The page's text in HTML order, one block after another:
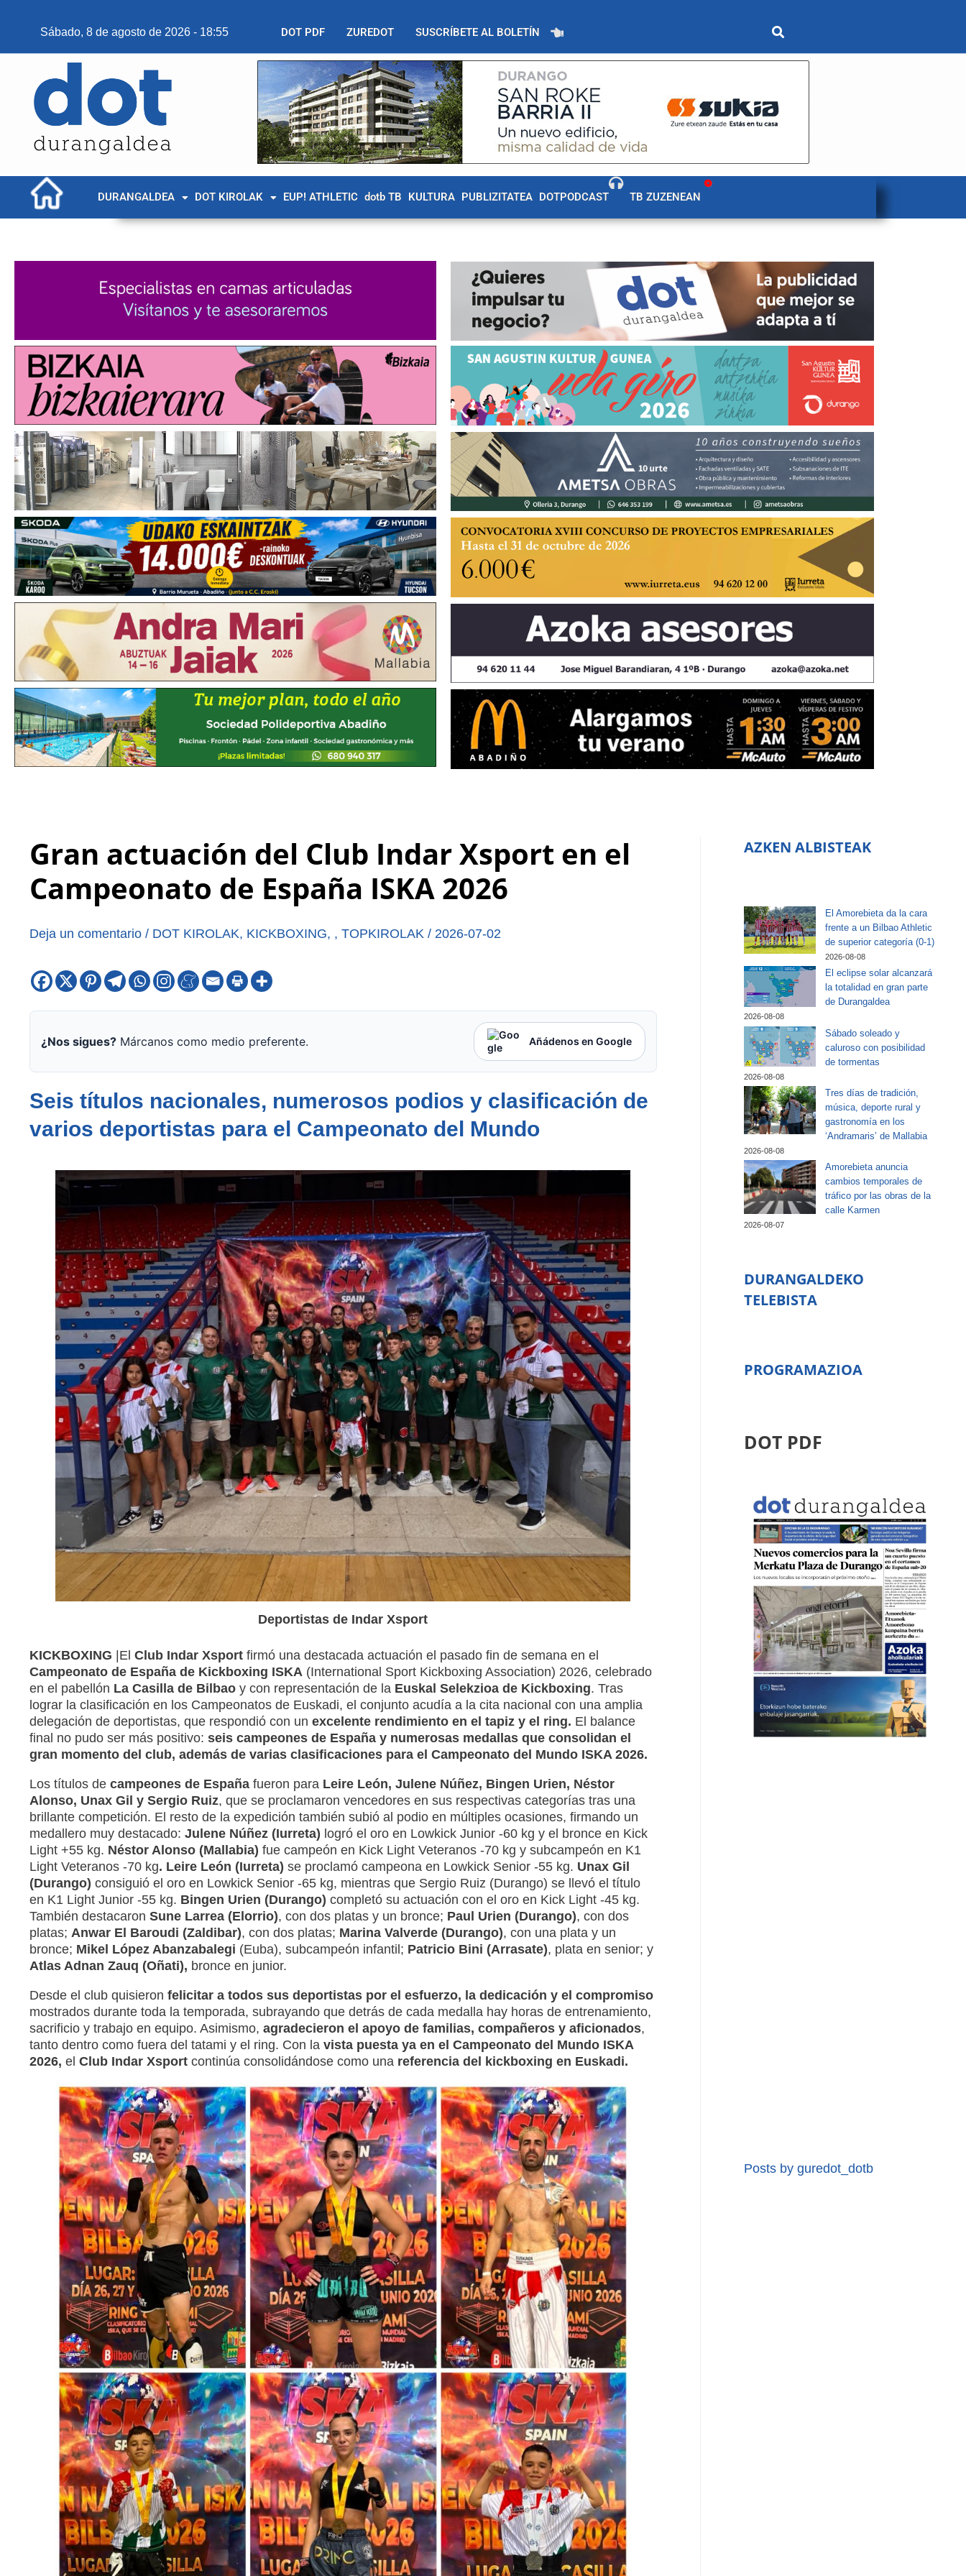
Sábado, 8 de agosto de 2026 - 18:55 DOT PDF ZUREDOT SUSCRÍBETE AL BOLETÍN
DURANGALDEA DOT KIROLAK EUP! ATHLETIC dotb TB KULTURA PUBLIZITATEA DOTPODCAST TB ZUZENEAN
Gran actuación del Club Indar Xsport en el
Campeonato de España ISKA 2026
Deja un comentario / DOT KIROLAK, KICKBOXING, , TOPKIROLAK / 2026-07-02
¿Nos sigues?Márcanos como medio preferente. Añádenos en Google
Seis títulos nacionales, numerosos podios y clasificación de
varios deportistas para el Campeonato del Mundo
Deportistas de Indar Xsport
KICKBOXING |El Club Indar Xsportfirmó una destacada actuación el pasado fin de semana en el
Campeonato de España de Kickboxing ISKA(International Sport Kickboxing Association) 2026, celebrado
en el pabellón La Casilla de Bilbaoy con representación de laEuskal Selekzioa de Kickboxing. Tras
lograr la clasificación en los Campeonatos de Euskadi, el conjunto acudía a la cita nacional con una amplia
delegación de deportistas, que respondió con un excelente rendimiento en el tapiz y el ring. El balance
final no pudo ser más positivo: seis campeones de España y numerosas medallas que consolidan el
gran momento del club, además de varias clasificaciones para el Campeonato del Mundo ISKA 2026.
Los títulos decampeones de Españafueron paraLeire León, Julene Núñez, Bingen Urien, Néstor
Alonso, Unax Gil y Sergio Ruiz, que se proclamaron vencedores en sus respectivas categorías tras una
brillante competición. El resto de la expedición también subió al podio en múltiples ocasiones, firmando un
medallero muy destacado: Julene Núñez (Iurreta) logró el oro en Lowkick Junior -60 kg y el bronce en Kick
Light +55 kg. Néstor Alonso (Mallabia) fue campeón en Kick Light Veteranos -70 kg y subcampeón en K1
Light Veteranos -70 kg. Leire León (Iurreta) se proclamó campeona en Lowkick Senior -55 kg. Unax Gil
(Durango) consiguió el oro en Lowkick Senior -65 kg, mientras que Sergio Ruiz (Durango) se llevó el título
en K1 Light Junior -55 kg. Bingen Urien (Durango) completó su actuación con el oro en Kick Light -45 kg.
También destacaron Sune Larrea (Elorrio), con dos platas y un bronce; Paul Urien (Durango), con dos
platas; Anwar El Baroudi (Zaldibar), con dos platas; Marina Valverde (Durango), con una plata y un
bronce; Mikel López Abanzabalegi (Euba), subcampeón infantil; Patricio Bini (Arrasate), plata en senior; y
Atlas Adnan Zauq (Oñati), bronce en junior.
Desde el club quisieron felicitar a todos sus deportistas por el esfuerzo, la dedicación y el compromiso
mostrados durante toda la temporada, subrayando que detrás de cada medalla hay horas de entrenamiento,
sacrificio y trabajo en equipo. Asimismo, agradecieron el apoyo de familias, compañeros y aficionados,
tanto dentro como fuera del tatami y el ring. Con la vista puesta ya en el Campeonato del Mundo ISKA
2026, el Club Indar Xsportcontinúa consolidándose como una referencia del kickboxing en Euskadi.
AZKEN ALBISTEAK
El Amorebieta da la cara
frente a un Bilbao Athletic
de superior categoría (0-1)
2026-08-08
El eclipse solar alcanzará
la totalidad en gran parte
de Durangaldea
2026-08-08
Sábado soleado y
caluroso con posibilidad
de tormentas
2026-08-08
Tres días de tradición,
música, deporte rural y
gastronomía en los
‘Andramaris’ de Mallabia
2026-08-08
Amorebieta anuncia
cambios temporales de
tráfico por las obras de la
calle Karmen
2026-08-07
DURANGALDEKO
TELEBISTA
PROGRAMAZIOA
DOT PDF
Posts by guredot_dotb